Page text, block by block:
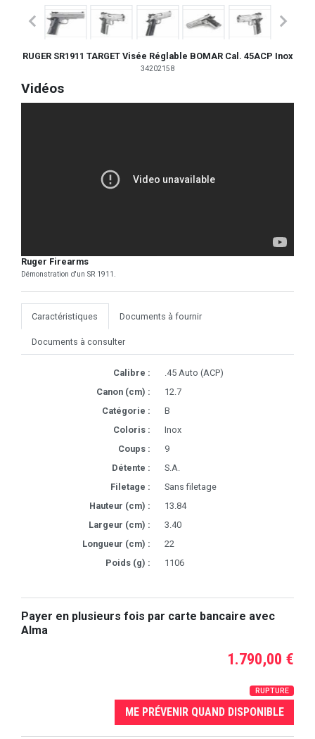
RUGER SR1911 TARGET Visée Réglable BOMAR Cal. 45ACP Inox
34202158
Vidéos
Ruger Firearms
Démonstration d'un SR 1911.
Caractéristiques Documents à fournir
Documents à consulter
Calibre :
.45 Auto (ACP)
Canon (cm) :
12.7
Catégorie :
B
Coloris :
Inox
Coups :
9
Détente :
S.A.
Filetage :
Sans filetage
Hauteur (cm) :
13.84
Largeur (cm) :
3.40
Longueur (cm) :
22
Poids (g) :
1106
Payer en plusieurs fois par carte bancaire avec
Alma
1.790,00 €
RUPTURE
ME PRÉVENIR QUAND DISPONIBLE